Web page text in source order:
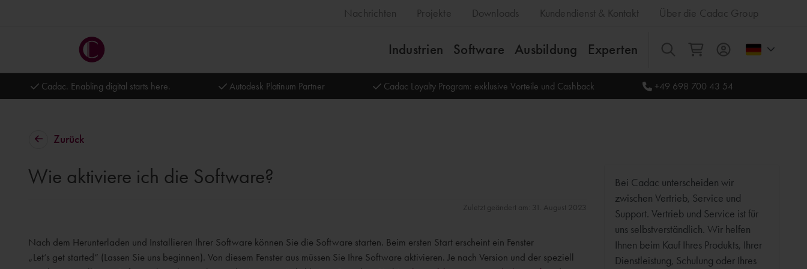
Nachrichten Projekte Downloads Kundendienst & Kontakt Über die Cadac Group
Industrien Software Ausbildung Experten Alles
Cadac. Enabling digital starts here. Autodesk Platinum Partner Cadac Loyalty Program: exklusive Vorteile und Cashback +49 698 700 43 54
Zurück
Wie aktiviere ich die Software?
Zuletzt geändert am: 31. August 2023
Nach dem Herunterladen und Installieren Ihrer Software können Sie die Software starten. Beim ersten Start erscheint ein Fenster
„ Let‘s get started“ (Lassen Sie uns beginnen). Von diesem Fenster aus müssen Sie Ihre Software aktivieren. Je nach Version und der speziell
Bei Cadac unterscheiden wir
zwischen Vertrieb, Service und
Support. Vertrieb und Service ist für
uns selbstverständlich. Wir helfen
Ihnen beim Kauf Ihres Produkts, Ihrer
Dienstleistung, Schulung oder Ihres